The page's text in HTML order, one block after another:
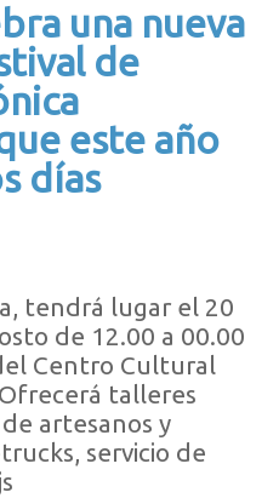
una nueva
de
este año
días
tendrá lugar el 20
de 12.00 a 00.00
Centro Cultural
talleres
artesanos y
servicio de